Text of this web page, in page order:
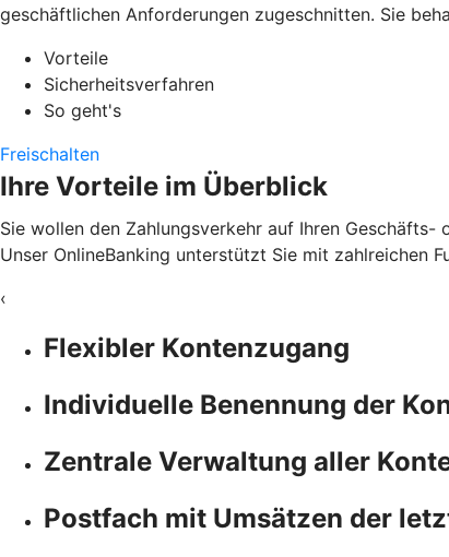
geschäftlichen Anforderungen zugeschnitten. Sie
Vorteile
Sicherheitsverfahren
So geht's
Freischalten
Ihre Vorteile im Überblick
Sie wollen den Zahlungsverkehr auf Ihren
Unser OnlineBanking unterstützt Sie mit zahlreichen
‹
Flexibler Kontenzugang
Individuelle Benennung der
Zentrale Verwaltung aller
Postfach mit Umsätzen der